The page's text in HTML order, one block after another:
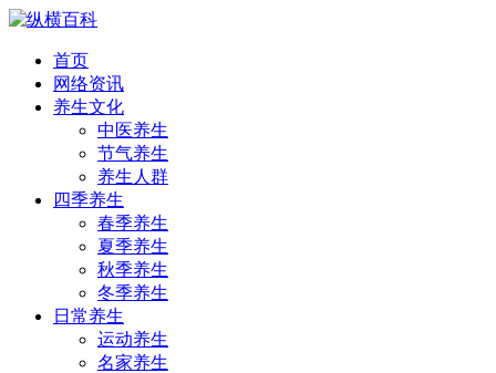
首页
网络资讯
养生文化
中医养生
节气养生
养生人群
四季养生
春季养生
夏季养生
秋季养生
冬季养生
日常养生
运动养生
名家养生